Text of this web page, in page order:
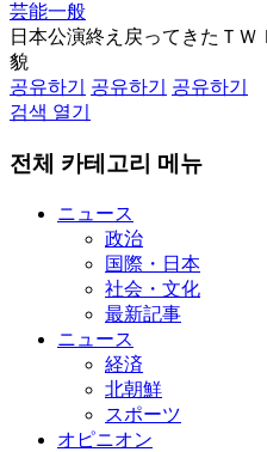
芸能一般
日本公演終え戻ってきたＴ
貌
공유하기
공유하기
공유하기
검색 열기
전체 카테고리 메뉴
ニュース
政治
国際・日本
社会・文化
最新記事
ニュース
経済
北朝鮮
スポーツ
オピニオン